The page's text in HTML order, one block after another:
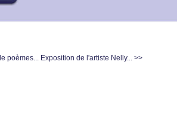
poèmes... Exposition de l'artiste Nelly... >>